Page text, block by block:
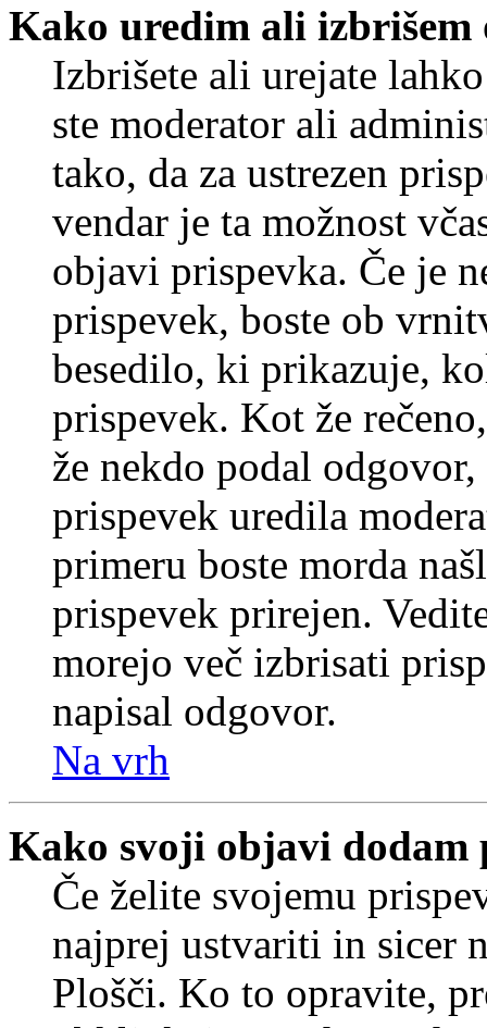
Kako uredim ali izbrišem
Izbrišete ali urejate
ste moderator ali
tako, da za ustrezen
vendar je ta možnost
objavi prispevka. Če je
prispevek, boste ob
besedilo, ki prikazuje,
prispevek. Kot že
že nekdo podal
prispevek uredila
primeru boste morda
prispevek prirejen.
morejo več izbrisati
napisal odgovor.
Na vrh
Kako svoji objavi dodam
Če želite svojemu
najprej ustvariti in sicer
Plošči. Ko to opravite,